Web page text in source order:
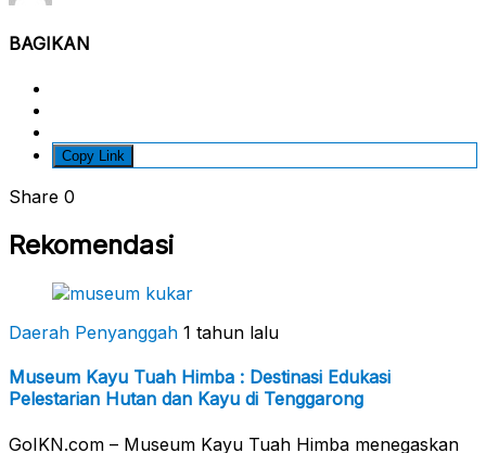
BAGIKAN
Copy Link
Share 0
Rekomendasi
Daerah Penyanggah 1 tahun lalu
Museum Kayu Tuah Himba : Destinasi Edukasi
Pelestarian Hutan dan Kayu di Tenggarong
GoIKN.com – Museum Kayu Tuah Himba menegaskan